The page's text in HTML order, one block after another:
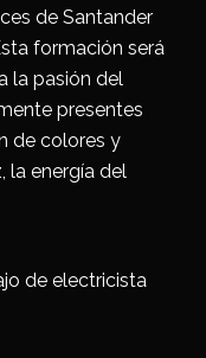
de Santander
formación será
la pasión del
presentes
de colores y
la energía del
de electricista